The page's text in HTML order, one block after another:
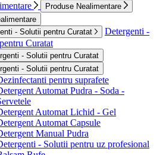
Produse Nealimentare
- Solutii pentru Curatat
Detergenti -
Curatat
- Solutii pentru Curatat
- Solutii pentru Curatat
pentru suprafete
Automat Pudra - Soda -
Automat Lichid - Gel
Automat Capsule
Manual Pudra
- Solutii pentru uz profesional